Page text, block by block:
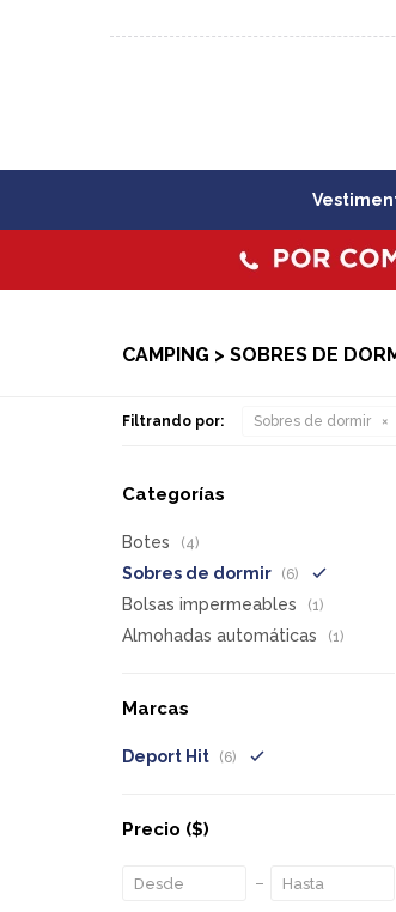
CAMPING > SOBRES DE
Filtrando por: Sobres de dormir
Categorías
Botes (4)
Sobres de dormir (6)
Bolsas impermeables (1)
Almohadas automáticas (1)
Marcas
Deport Hit (6)
Precio ($)